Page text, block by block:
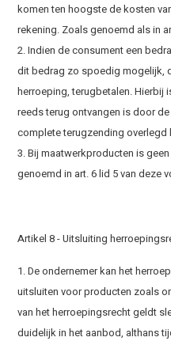
komen ten hoogste de kosten
rekening. Zoals genoemd als in
2. Indien de consument een
dit bedrag zo spoedig mogelijk,
herroeping, terugbetalen. Hierbij
reeds terug ontvangen is door
complete terugzending overlegd
3. Bij maatwerkproducten is
genoemd in art. 6 lid 5 van deze
Artikel 8 - Uitsluiting
1. De ondernemer kan het
uitsluiten voor producten zoals
van het herroepingsrecht geldt
duidelijk in het aanbod, althans